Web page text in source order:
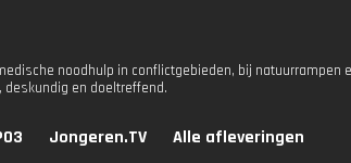
noodhulp in conflictgebieden, bij natuurrampen
deskundig en doeltreffend.
Jongeren.TV Alle afleveringen